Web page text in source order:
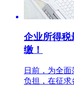
企业所得税
缴！
日前，为全
负担，在征求